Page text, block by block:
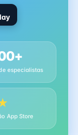
especialistas
App Store